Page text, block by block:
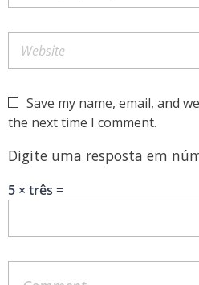
Save my name, email, and
the next time I comment.
Digite uma resposta em
5 × três =